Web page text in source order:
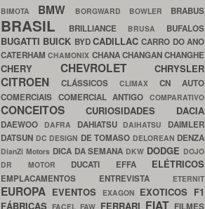
BIMOTA BMW BORGWARD BOWLER BRABUS
BRASIL BRILLIANCE BRUSA BUFALOS
BUGATTI BUICK BYDCADILLACCARRO DO ANO
CATERHAMCHAMONIX CHANACHANGANCHANGHE
CHERY CHEVROLET CHRYSLER
CITROEN CLÁSSICOS CLIMAX CN AUTO
COMERCIAIS COMERCIAL ANTIGOCOMPARATIVO
CONCEITOS CURIOSIDADES DACIA
DAEWOO DAFRA DAHIATSU DAIHATSU DAIMLER
DATSUN DC DESIGN DE TOMASO DELOREAN DENZA
DianZi Motors DICA DA SEMANA DKW DODGE DOJO
DR MOTOR DUCATI EFFA ELÉTRICOS
EMPLACAMENTOS ENTREVISTA ETERNIT
EUROPA EVENTOS EXAGON EXOTICOS F1
FÁBRICASFACELFAW FERRARI FIAT FILMES